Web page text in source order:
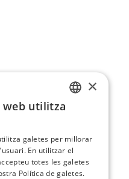
×
utilitza
galetes per millorar
En utilitzar el
totes les galetes
Política de galetes.